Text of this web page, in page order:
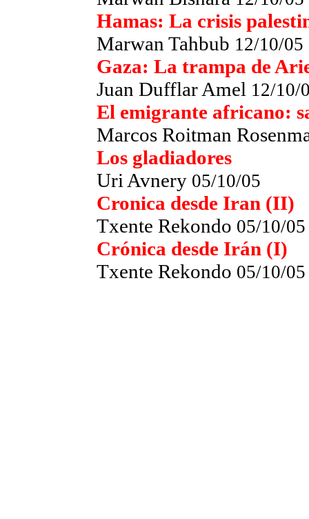
Hamas: La crisis
Marwan Tahbub 12/10/05
Gaza: La trampa de
Juan Dufflar Amel 12/10/
El emigrante africano:
Marcos Roitman
Los gladiadores
Uri Avnery 05/10/05
Cronica desde Iran (II)
Txente Rekondo 05/10/05
Crónica desde Irán (I)
Txente Rekondo 05/10/05